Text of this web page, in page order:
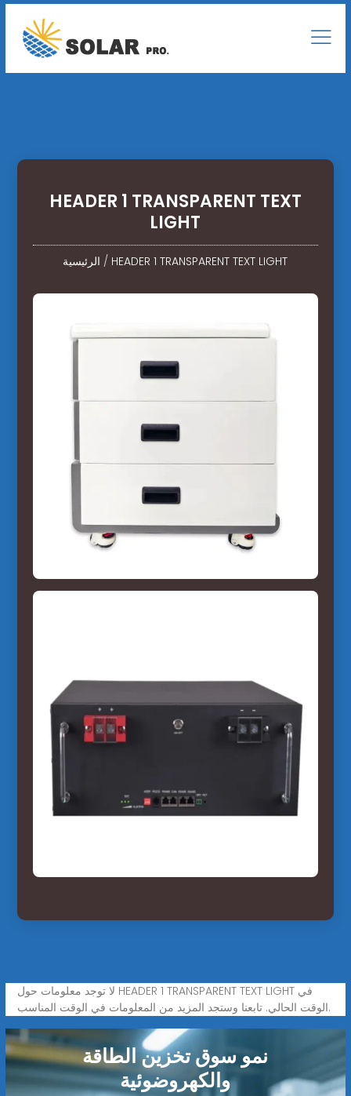
HEADER 1 TRANSPARENT TEXT
LIGHT
الرئيسية / HEADER 1 TRANSPARENT TEXT LIGHT
لا توجد معلومات حول HEADER 1 TRANSPARENT TEXT LIGHT في
الوقت الحالي. تابعنا وستجد المزيد من المعلومات في الوقت المناسب.
نمو سوق تخزين الطاقة
والكهروضوئية